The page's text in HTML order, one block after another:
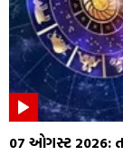
07 ઓગસ્ટ 2026: